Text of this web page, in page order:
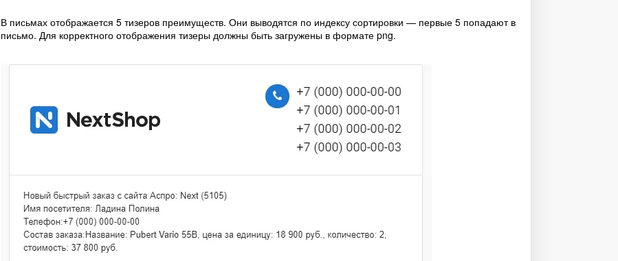
В письмах отображается 5 тизеров преимуществ. Они выводятся по индексу сортировки — первые 5 попадают в
письмо. Для корректного отображения тизеры должны быть загружены в формате png.